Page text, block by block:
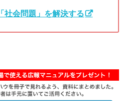
社会問題」を解決する